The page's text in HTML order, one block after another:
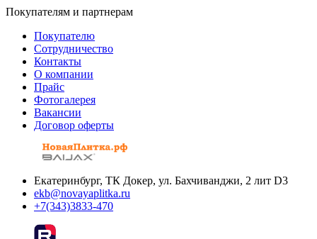
Покупателям и партнерам
Покупателю
Сотрудничество
Контакты
О компании
Прайс
Фотогалерея
Вакансии
Договор оферты
Екатеринбург, ТК Докер, ул. Бахчиванджи, 2 лит D3
ekb@novayaplitka.ru
+7(343)3833-470